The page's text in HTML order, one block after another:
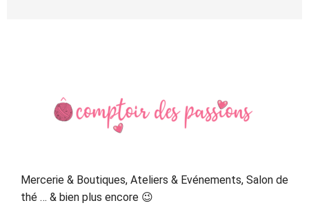
Sidebar
Mercerie & Boutiques, Ateliers & Evénements, Salon de
thé … & bien plus encore 😉